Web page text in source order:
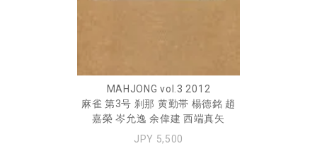
MAHJONG vol.3 2012
麻雀 第3号 刹那 黄勤帯 楊徳銘 趙
嘉榮 岑允逸 余偉建 西端真矢
JPY 5,500